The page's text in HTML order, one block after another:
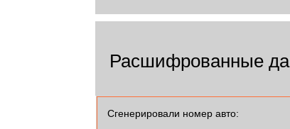
Расшифрованные
Сгенерировали номер авто: